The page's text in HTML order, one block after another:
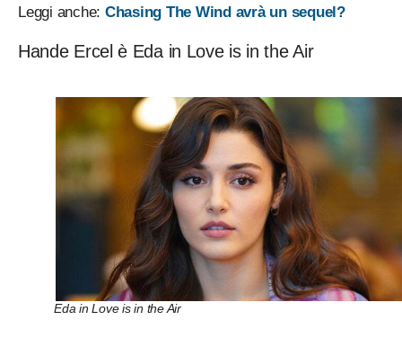
Leggi anche: Chasing The Wind avrà un sequel?
Hande Ercel è Eda in Love is in the Air
Eda in Love is in the Air